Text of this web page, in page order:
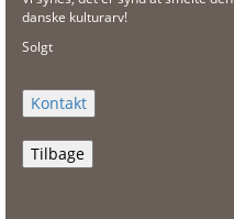
danske kulturarv!
Solgt
Tilbage